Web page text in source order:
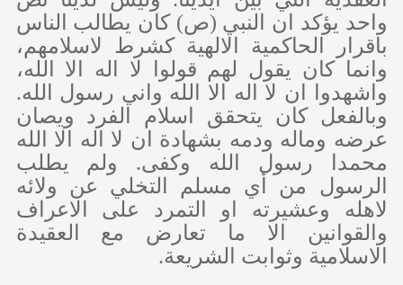
واحد يؤكد ان النبي (ص) كان يطالب الناس
باقرار الحاكمية الالهية كشرط لاسلامهم،
وانما كان يقول لهم قولوا لا اله الا الله،
واشهدوا ان لا اله الا الله واني رسول الله.
وبالفعل كان يتحقق اسلام الفرد ويصان
عرضه وماله ودمه بشهادة ان لا اله الا الله
محمدا رسول الله وكفى. ولم يطلب
الرسول من أي مسلم التخلي عن ولائه
لاهله وعشيرته او التمرد على الاعراف
والقوانين الا ما تعارض مع العقيدة
الاسلامية وثوابت الشريعة.